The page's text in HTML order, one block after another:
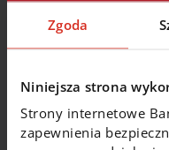
Zgoda
Niniejsza strona
Strony internetowe
zapewnienia